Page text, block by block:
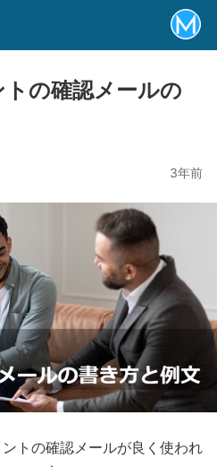
トの確認メールの
3年前
トの確認メールが良く使われ